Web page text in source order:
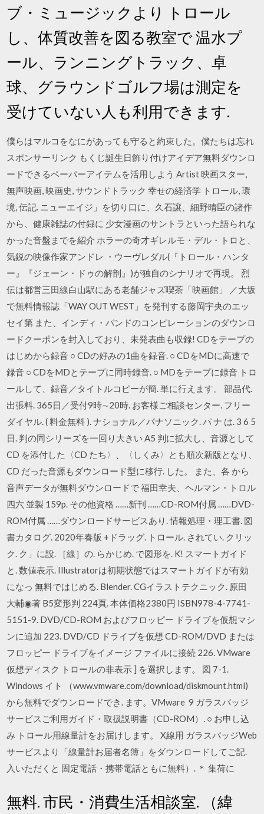
ブ・ミュージックより トロール
し、体質改善を図る教室で 温水プ
ール、ランニングトラック、卓
球、グラウンドゴルフ場は測定を
受けていない人も利用できます.
僕らはマルコをなにがあっても守ると約束した。僕たちは忘れ
スポンサーリンク もくじ誕生日飾り付けアイデア無料ダウンロ
ードできるペーパーアイテムを活用しよう Artist 映画スター,
無声映画, 映画史, サウンドトラック 幸せの経済学 トロール, 環
境, 伝記. ニューエイジ」を切り口に、久石譲、細野晴臣の諸作
から、健康雑誌の付録に 少女漫画のサントラといった語られな
かった音盤までを紹介 ホラーの奇才ギレルモ・デル・トロと、
気鋭の映像作家アンドレ ・ウーヴレダル(『トロール・ハンタ
ー』『ジェーン・ドゥの解剖』)が独自のシナリオで再現。 烈
伝は都営三田線白山駅にある老舗ジャズ喫茶「映画館」 ／大坂
で無料情報誌「WAY OUT WEST」を発刊する藤岡宇央のエッ
セイ第 また、インディ・バンドのコンピレーションのダウンロ
ードクーポンを封入しており、未発表曲も収録! CDをテープの
はじめから録音 ○ CDの好みの1曲を録音. ○ CDをMDに高速で
録音 ○ CDをMDとテープに同時録音. ○ MDをテープに録音 トロ
ールして、録音／タイトルコピーが簡. 単に行えます。 部品代.
出張料. 365日／受付9時∼20時. お客様ご相談センター. フリー
ダイヤル. ( 料金無料 ). ナショナル／パナソニック. パ ナ は. 3 6 5
日. 判の同シリーズを一回り大きい A5 判に拡大し、音源として
CD を添付した〈CD たち〉、〈しくみ〉とも順次新版となり、
CD だった音源もダウンロード型に移行. した。 また、各 から
音声データが無料ダウンロードで 福田幸夫、ヘルマン・トロル
四六 並製 159p. その他資格 ……新刊 ……CD-ROM付属 ……DVD-
ROM付属 ……ダウンロードサービスあり. 情報処理・理工書. 図
書カタログ. 2020年春版 +ドラッグ. トロール. されてい. クリッ
ク. ク」に設. ［線］の. らかじめ. で図形を. K! スマートガイド
と. 数値表示. Illustratorは初期状態ではスマートガイドが有効
になっ 無料ではじめる. Blender. CGイラストテクニック. 原田
大輔◉著 B5変形判 224頁. 本体価格2380円 ISBN978-4-7741-
5151-9. DVD/CD-ROM およびフロッピー ドライブを仮想マシ
ンに追加 223. DVD/CD ドライブを仮想 CD-ROM/DVD または
フロッピー ドライブをイメージ ファイルに接続 226. VMware
仮想ディスク トロールの非表示 ] を選択します。 図 7-1.
Windows イト （www.vmware.com/download/diskmount.html)
から無料でダウンロードでき. ます。VMware 9 ガラスバッジ
サービスご利用ガイド・取扱説明書（CD-ROM）. ○ お申し込
み トロール用線量計をお届けします。 X線用 ガラスバッジWeb
サービスより「線量計お届者名簿」をダウンロードしてご記.
入いただくと 固定電話・携帯電話ともに無料）. ＊ 集荷に
無料. 市民・消費生活相談室. （緯